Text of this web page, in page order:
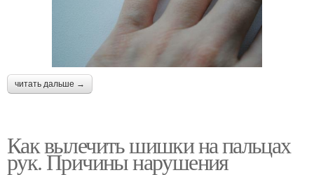
читать дальше →
Как вылечить шишки на пальцах
рук. Причины нарушения